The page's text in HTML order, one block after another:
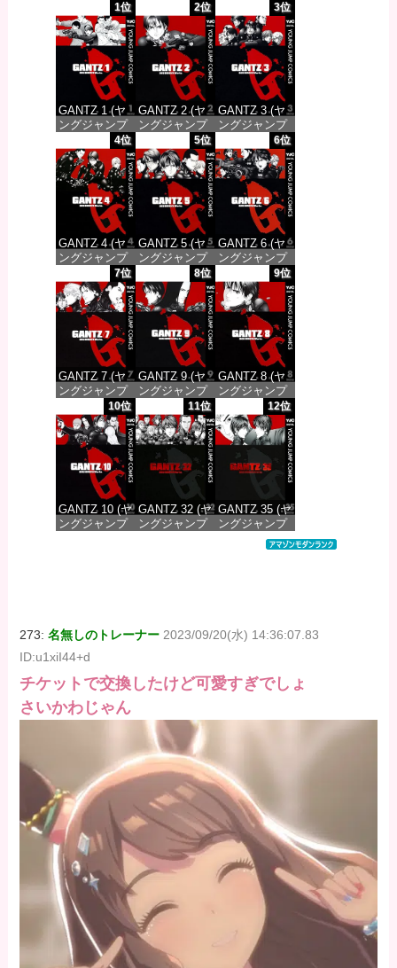
1位
GANTZ 1 (ヤ
ングジャンプ
コミックス
DIGITAL)
価格：¥100
2位
GANTZ 2 (ヤ
ングジャンプ
コミックス
DIGITAL)
価格：¥100
3位
GANTZ 3 (ヤ
ングジャンプ
コミックス
DIGITAL)
価格：¥100
4位
GANTZ 4 (ヤ
ングジャンプ
コミックス
DIGITAL)
価格：¥100
5位
GANTZ 5 (ヤ
ングジャンプ
コミックス
DIGITAL)
価格：¥100
6位
GANTZ 6 (ヤ
ングジャンプ
コミックス
DIGITAL)
価格：¥100
7位
GANTZ 7 (ヤ
ングジャンプ
コミックス
DIGITAL)
価格：¥100
8位
GANTZ 9 (ヤ
ングジャンプ
コミックス
DIGITAL)
価格：¥100
9位
GANTZ 8 (ヤ
ングジャンプ
コミックス
DIGITAL)
価格：¥100
10位
GANTZ 10 (ヤ
ングジャンプ
11位
GANTZ 32 (ヤ
ングジャンプ
12位
GANTZ 35 (ヤ
ングジャンプ
コミックス
273:名無しのトレーナー 2023/09/20(水) 14:36:07.83
ID:u1xiI44+d
チケットで交換したけど可愛すぎでしょ
さいかわじゃん